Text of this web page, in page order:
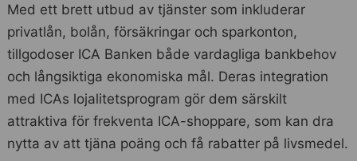
Med ett brett utbud av tjänster som inkluderar
privatlån, bolån, försäkringar och sparkonton,
tillgodoser ICA Banken både vardagliga bankbehov
och långsiktiga ekonomiska mål. Deras integration
med ICAs lojalitetsprogram gör dem särskilt
attraktiva för frekventa ICA-shoppare, som kan dra
nytta av att tjäna poäng och få rabatter på livsmedel.